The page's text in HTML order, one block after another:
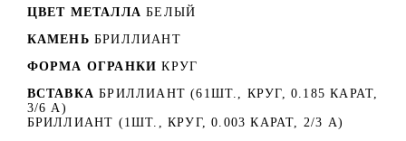
ЦВЕТ МЕТАЛЛА БЕЛЫЙ
КАМЕНЬ БРИЛЛИАНТ
ФОРМА ОГРАНКИ КРУГ
ВСТАВКА БРИЛЛИАНТ (61ШТ., КРУГ, 0.185 КАРАТ,
3/6 А)
БРИЛЛИАНТ (1ШТ., КРУГ, 0.003 КАРАТ, 2/3 А)